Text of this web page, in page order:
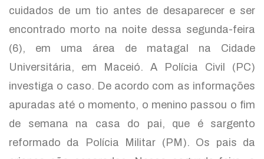
cuidados de um tio antes de desaparecer e ser
encontrado morto na noite dessa segunda-feira
(6), em uma área de matagal na Cidade
Universitária, em Maceió. A Polícia Civil (PC)
investiga o caso. De acordo com as informações
apuradas até o momento, o menino passou o fim
de semana na casa do pai, que é sargento
reformado da Polícia Militar (PM). Os pais da